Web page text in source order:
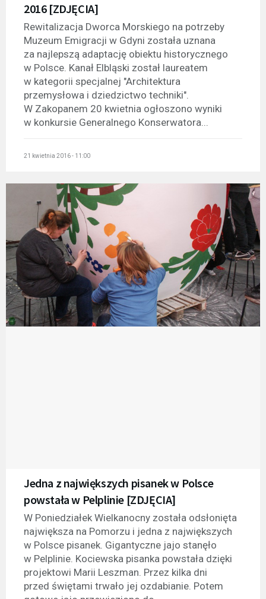
2016 [ZDJĘCIA]
Rewitalizacja Dworca Morskiego na potrzeby
Muzeum Emigracji w Gdyni została uznana
za najlepszą adaptację obiektu historycznego
w Polsce. Kanał Elbląski został laureatem
w kategorii specjalnej "Architektura
przemysłowa i dziedzictwo techniki".
W Zakopanem 20 kwietnia ogłoszono wyniki
w konkursie Generalnego Konserwatora...
21 kwietnia 2016 - 11:00
Jedna z największych pisanek w Polsce
powstała w Pelplinie [ZDJĘCIA]
W Poniedziałek Wielkanocny została odsłonięta
największa na Pomorzu i jedna z największych
w Polsce pisanek. Gigantyczne jajo stanęło
w Pelplinie. Kociewska pisanka powstała dzięki
projektowi Marii Leszman. Przez kilka dni
przed świętami trwało jej ozdabianie. Potem